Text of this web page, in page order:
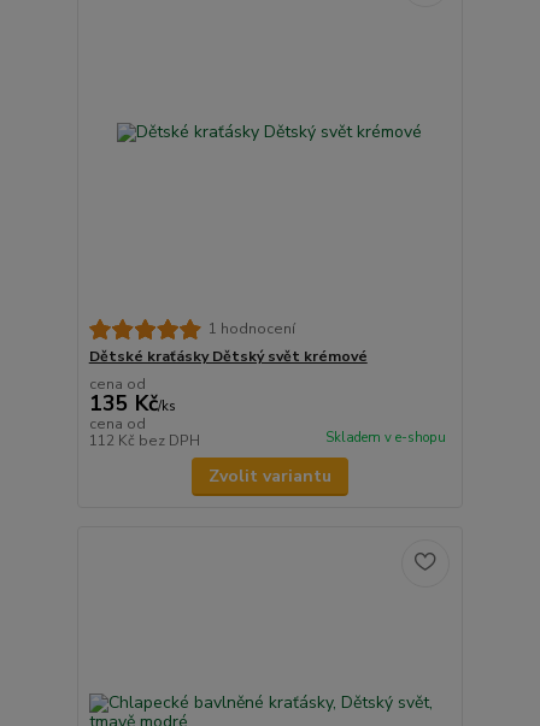
1 hodnocení
Dětské kraťásky Dětský svět krémové
cena od
135 Kč/ks
cena od
112 Kč bez DPH Skladem v e-shopu
Zvolit variantu